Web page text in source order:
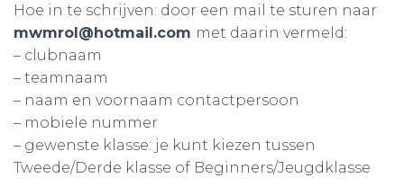
Hoe in te schrijven: door een mail te sturen naar
mwmrol@hotmail.com met daarin vermeld:
– clubnaam
– teamnaam
– naam en voornaam contactpersoon
– mobiele nummer
– gewenste klasse: je kunt kiezen tussen
Tweede/Derde klasse of Beginners/Jeugdklasse